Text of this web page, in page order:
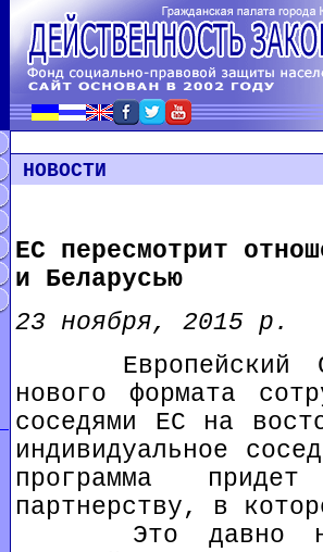
НОВОСТИ
ЕС пересмотрит
и Беларусью
23 ноября, 2015 р.
Европейский
нового формата
соседями ЕС на
индивидуальное
программа
партнерству, в
Это давно